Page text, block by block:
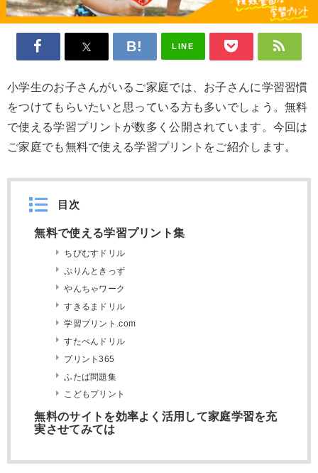
LINE
小学生のお子さんがいるご家庭では、お子さんに学習習慣
をつけてもらいたいと思っている方も多いでしょう。無料
で使える学習プリントが数多く公開されています。今回は
ご家庭でも無料で使える学習プリントをご紹介します。
目次
無料で使える学習プリント集
ちびむすドリル
ぷりんときっず
やんちゃワーク
すきるまドリル
学習プリント.com
すたぺんドリル
プリント365
ふたば問題集
こどもプリント
無料のサイトを効率よく活用して家庭学習を充
実させてみては